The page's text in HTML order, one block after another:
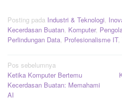
Posting pada Industri & Teknologi,
Kecerdasan Buatan, Komputer,
Perlindungan Data, Profesionalisme IT,
Navigasi
pos
Pos sebelumnya
Ketika Komputer Bertemu
Kecerdasan Buatan: Memahami
AI